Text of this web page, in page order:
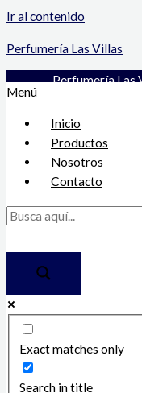
Ir al contenido
Perfumería Las Villas
Perfumería Las
Menú
Inicio
Productos
Nosotros
Contacto
Exact matches only
Search in title